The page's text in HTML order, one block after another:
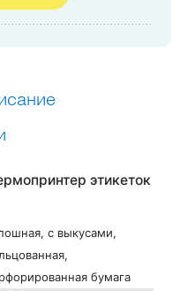
этикеток
с выкусами,
бумага